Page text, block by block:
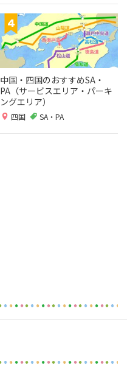
中国・四国のおすすめSA・
PA（サービスエリア・パーキ
ングエリア）
四国 SA・PA